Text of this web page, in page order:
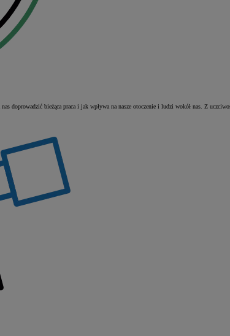
doprowadzić bieżąca praca i jak wpływa na nasze otoczenie i ludzi wokół nas. Z